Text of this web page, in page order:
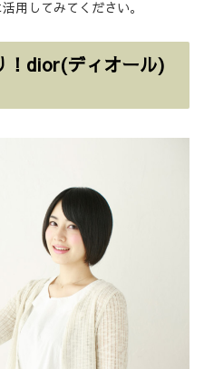
用してみてください。
！dior(ディオール)